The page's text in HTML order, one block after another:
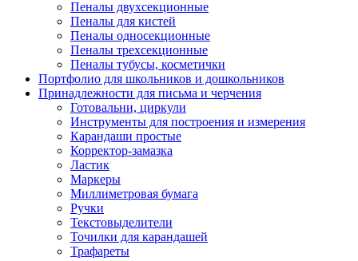
Пеналы двухсекционные
Пеналы для кистей
Пеналы односекционные
Пеналы трехсекционные
Пеналы тубусы, косметички
Портфолио для школьников и дошкольников
Принадлежности для письма и черчения
Готовальни, циркули
Инструменты для построения и измерения
Карандаши простые
Корректор-замазка
Ластик
Маркеры
Миллиметровая бумага
Ручки
Текстовыделители
Точилки для карандашей
Трафареты